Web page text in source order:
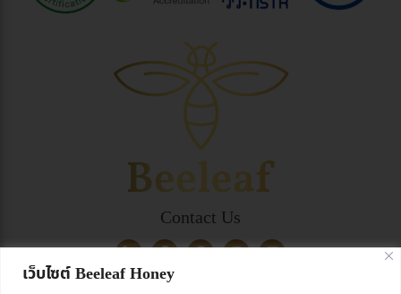
เว็บไซต์ Beeleaf Honey
Contact Us